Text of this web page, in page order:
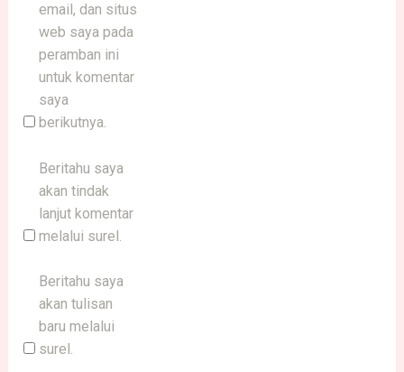
email, dan situs
web saya pada
peramban ini
untuk komentar
saya
berikutnya.
Beritahu saya
akan tindak
lanjut komentar
melalui surel.
Beritahu saya
akan tulisan
baru melalui
surel.